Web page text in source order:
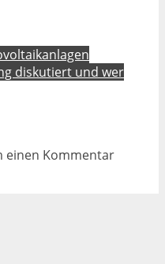
diskutiert und wer
einen Kommentar